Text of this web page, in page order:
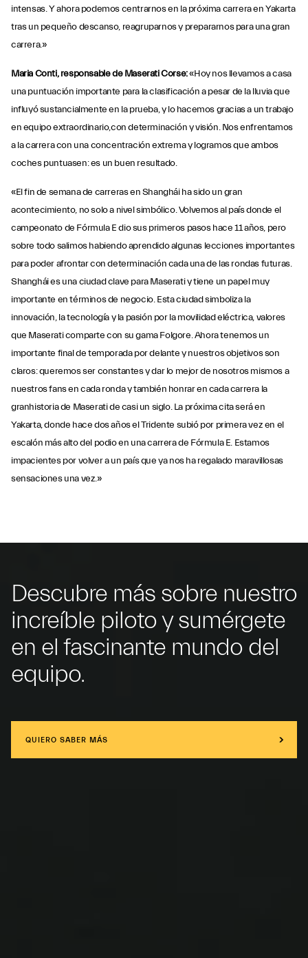
intensas. Y ahora podemos centrarnos en la próxima carrera en Yakarta
tras un pequeño descanso, reagruparnos y prepararnos para una gran
carrera.»
Maria Conti, responsable de Maserati Corse:«Hoy nos llevamos a casa
una puntuación importante para la clasificación a pesar de la lluvia que
influyó sustancialmente en la prueba, y lo hacemos gracias a un trabajo
en equipo extraordinario,con determinación y visión. Nos enfrentamos
a la carrera con una concentración extrema y logramos que ambos
coches puntuasen: es un buen resultado.
«El fin de semana de carreras en Shanghái ha sido un gran
acontecimiento, no solo a nivel simbólico. Volvemos al país donde el
campeonato de Fórmula E dio sus primeros pasos hace 11 años, pero
sobre todo salimos habiendo aprendido algunas lecciones importantes
para poder afrontar con determinación cada una de las rondas futuras.
Shanghái es una ciudad clave para Maserati y tiene un papel muy
importante en términos de negocio. Esta ciudad simboliza la
innovación, la tecnología y la pasión por la movilidad eléctrica, valores
que Maserati comparte con su gama Folgore. Ahora tenemos un
importante final de temporada por delante y nuestros objetivos son
claros: queremos ser constantes y dar lo mejor de nosotros mismos a
nuestros fans en cada ronda y también honrar en cada carrera la
granhistoria de Maserati de casi un siglo. La próxima cita será en
Yakarta, donde hace dos años el Tridente subió por primera vez en el
escalón más alto del podio en una carrera de Fórmula E. Estamos
impacientes por volver a un país que ya nos ha regalado maravillosas
sensaciones una vez.»
Descubre más sobre nuestro
increíble piloto y sumérgete
en el fascinante mundo del
equipo.
QUIERO SABER MÁS